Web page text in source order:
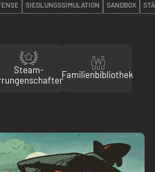
SIEDLUNGSSIMULATION SANDBOX
Steam-
Familienbibliothek